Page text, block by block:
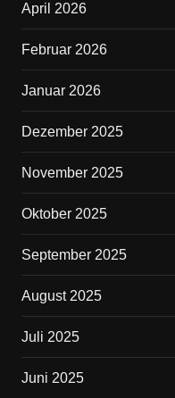
o
o
k
April 2026
Februar 2026
Januar 2026
Dezember 2025
November 2025
Oktober 2025
September 2025
August 2025
Juli 2025
Juni 2025